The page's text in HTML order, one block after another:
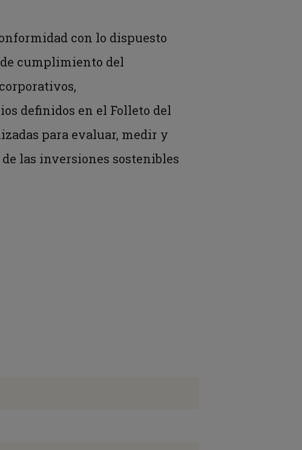
con lo dispuesto
de cumplimiento del
definidos en el Folleto del
para evaluar, medir y
las inversiones sostenibles